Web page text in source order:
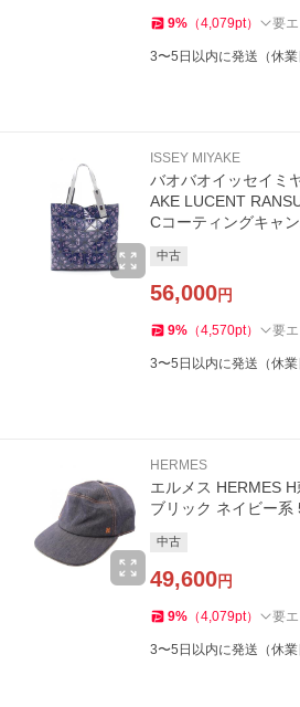
9% （4,079pt） 要
3〜5日以内に発送（休業
ISSEY MIYAKE
バオバオイッセイミ
AKE LUCENT
Cコーティングキャ
中古
56,000円
9% （4,570pt） 要
3〜5日以内に発送（休業
HERMES
エルメス HERMES
ブリック ネイビー系
中古
49,600円
9% （4,079pt） 要
3〜5日以内に発送（休業